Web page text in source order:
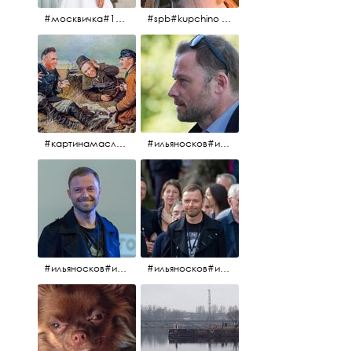
#москвичка#1990#вднх2016#июль2016# #spb#kupchino #крышапотекла
#картинамаслом #картина #охотники#хорошеенастроение #aplgallery #ильяносков#ильяносков2016#очеммолчатфранцузы #санктпетербург #кино#фильфильфильм @ilya_noskov_official
#ильяносков#ильяносков_главныйгерой #санктпетербург #ленфильм# @ilya_noskov_official #контрибуция#очеммолчатфранцузы#эдуардпичугин #ильяносков#ильяносков_главныйгерой @ilya_noskov_official #очеммолчатфранцузы#очёммолчатфранцузы